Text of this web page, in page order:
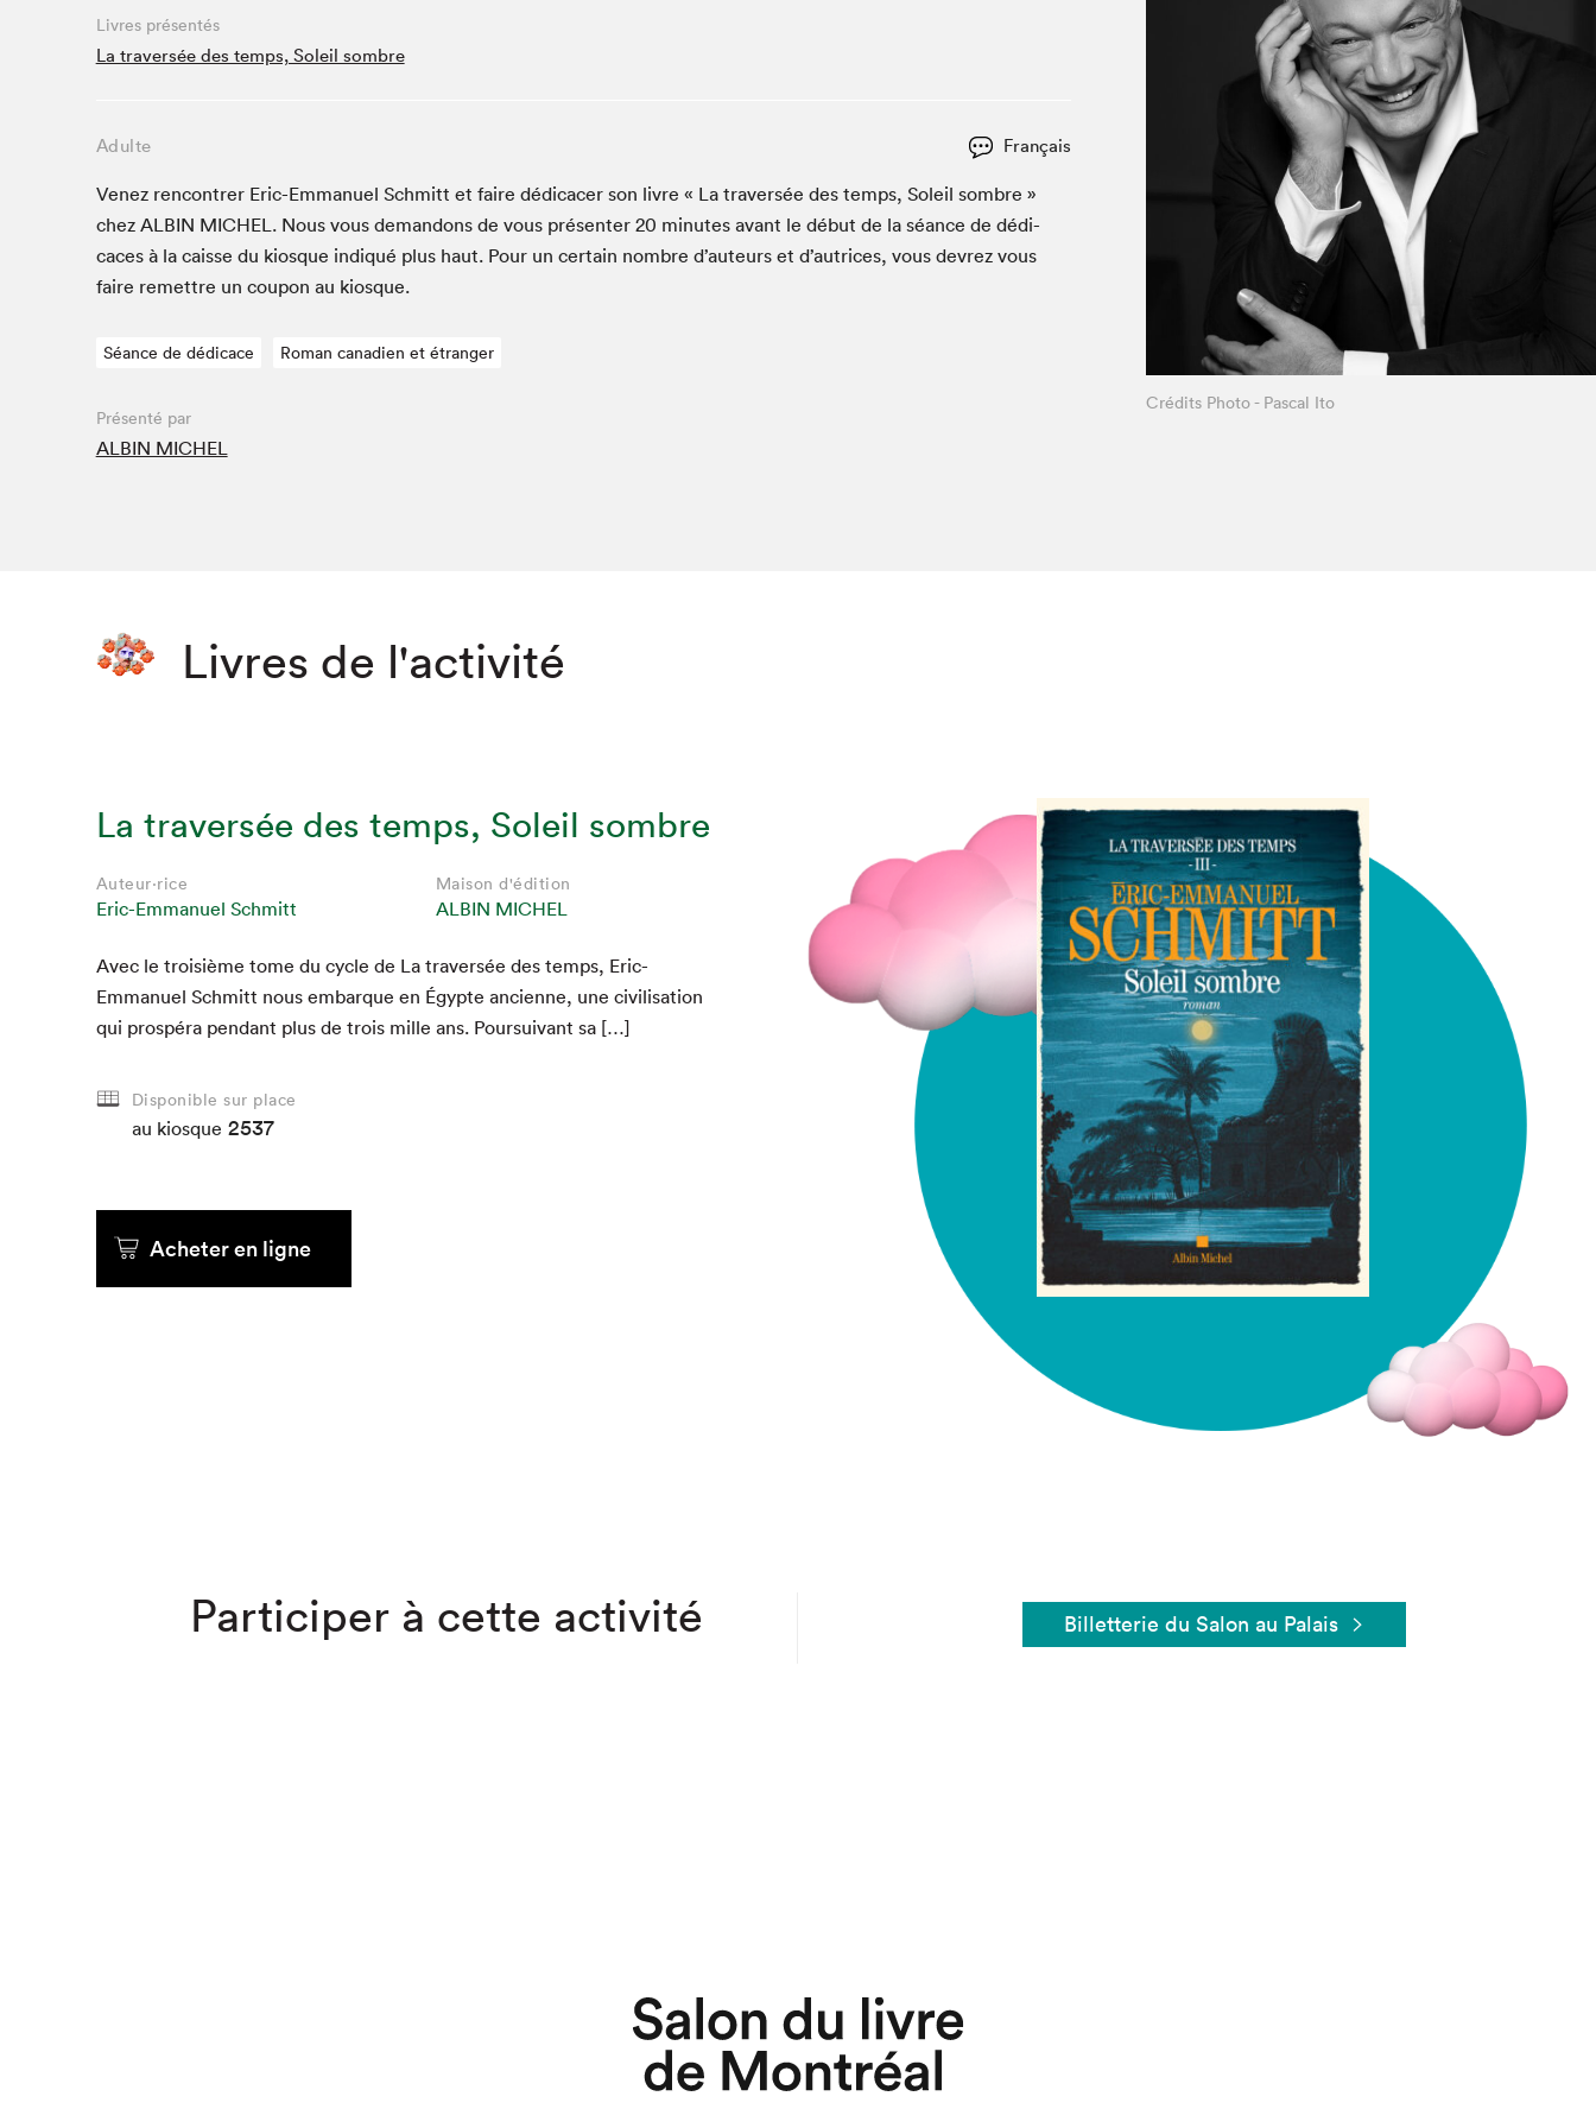
Café La Presse
Espace Côte-des-Neiges
La lecture en cadeau
Le grand jeu de lecture à voix haute du Salon du livre
de Montréal
Le Salon dans ta classe
Lettres québécoises au Salon
Liseur Public
Louisiane enracinée et branchée
Matinées scolaires Hydro-Québec
Mur des illustrateur·rice·s
À propos du Salon
Liste des exposant·e·s
Liste des auteur·rice·s
Livres présentés
La traversée des temps, Soleil sombre
Adulte Français
Venez ren­con­tr­er Eric-Emmanuel Schmitt et faire dédi­cac­er son livre « La tra­ver­sée des temps, Soleil som­bre »
chez ALBIN MICHEL. Nous vous deman­dons de vous présen­ter 20 min­utes avant le début de la séance de dédi­
caces à la caisse du kiosque indiqué plus haut. Pour un cer­tain nom­bre d’auteurs et d’autrices, vous devrez vous
faire remet­tre un coupon au kiosque.
Séance de dédicace Roman canadien et étranger
Présenté par
ALBIN MICHEL
Crédits Photo - Pascal Ito
Livres de l'activité
La traversée des temps, Soleil sombre
Auteur·rice
Eric-Emmanuel Schmitt
Maison d'édition
ALBIN MICHEL
Avec le troisième tome du cycle de La tra­ver­sée des temps, Eric-
Emmanuel Schmitt nous embar­que en Égypte anci­enne, une civil­i­sa­tion
qui prospéra pen­dant plus de trois mille ans. Pour­suiv­ant sa […]
Disponible sur place
au kiosque 2537
Acheter en ligne
Participer à cette activité Billetterie du Salon au Palais